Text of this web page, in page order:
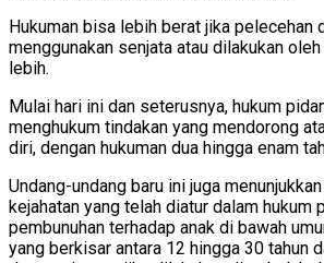
Hukuman bisa lebih berat jika pelecehan
menggunakan senjata atau dilakukan
lebih.
Mulai hari ini dan seterusnya, hukum
menghukum tindakan yang mendorong
diri, dengan hukuman dua hingga enam
Undang-undang baru ini juga
kejahatan yang telah diatur dalam hukum
pembunuhan terhadap anak di bawah
yang berkisar antara 12 hingga 30 tahun